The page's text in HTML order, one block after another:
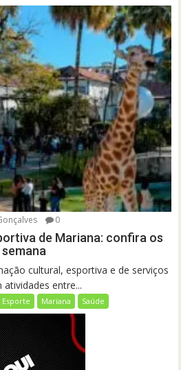
0
de Mariana: confira os
cultural, esportiva e de serviços
entre...
Esporte Mariana Saúde